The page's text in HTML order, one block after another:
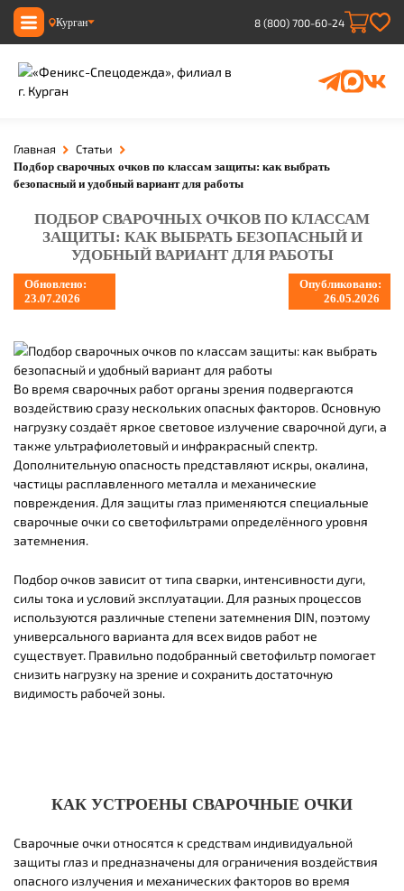
Курган 8 (800) 700-60-24
Главная Статьи
Подбор сварочных очков по классам защиты: как выбрать
безопасный и удобный вариант для работы
ПОДБОР СВАРОЧНЫХ ОЧКОВ ПО КЛАССАМ
ЗАЩИТЫ: КАК ВЫБРАТЬ БЕЗОПАСНЫЙ И
УДОБНЫЙ ВАРИАНТ ДЛЯ РАБОТЫ
Обновлено:
23.07.2026
Опубликовано:
26.05.2026
Во время сварочных работ органы зрения подвергаются
воздействию сразу нескольких опасных факторов. Основную
нагрузку создаёт яркое световое излучение сварочной дуги, а
также ультрафиолетовый и инфракрасный спектр.
Дополнительную опасность представляют искры, окалина,
частицы расплавленного металла и механические
повреждения. Для защиты глаз применяются специальные
сварочные очки со светофильтрами определённого уровня
затемнения.
Подбор очков зависит от типа сварки, интенсивности дуги,
силы тока и условий эксплуатации. Для разных процессов
используются различные степени затемнения DIN, поэтому
универсального варианта для всех видов работ не
существует. Правильно подобранный светофильтр помогает
снизить нагрузку на зрение и сохранить достаточную
видимость рабочей зоны.
КАК УСТРОЕНЫ СВАРОЧНЫЕ ОЧКИ
Сварочные очки относятся к средствам индивидуальной
защиты глаз и предназначены для ограничения воздействия
опасного излучения и механических факторов во время